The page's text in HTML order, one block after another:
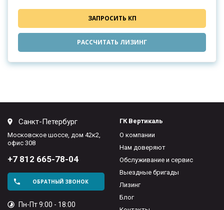
ЗАПРОСИТЬ КП
РАССЧИТАТЬ ЛИЗИНГ
Санкт-Петербург
Московское шоссе, дом 42к2,
офис 308
+7 812 665-78-04
ОБРАТНЫЙ ЗВОНОК
Пн-Пт 9:00 - 18:00
ГК Вертикаль
О компании
Нам доверяют
Обслуживание и сервис
Выездные бригады
Лизинг
Блог